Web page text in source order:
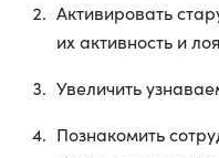
Активировать
их активность и
Увеличить
Познакомить